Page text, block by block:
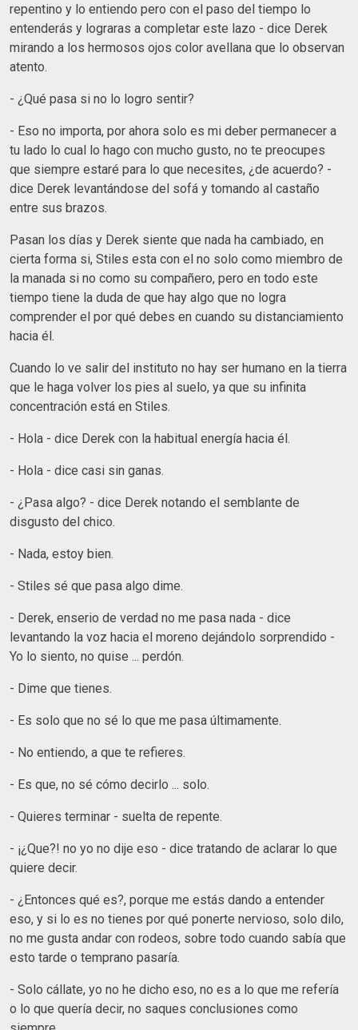
repentino y lo entiendo pero con el paso del tiempo lo
entenderás y lograras a completar este lazo - dice Derek
mirando a los hermosos ojos color avellana que lo observan
atento.
- ¿Qué pasa si no lo logro sentir?
- Eso no importa, por ahora solo es mi deber permanecer a
tu lado lo cual lo hago con mucho gusto, no te preocupes
que siempre estaré para lo que necesites, ¿de acuerdo? -
dice Derek levantándose del sofá y tomando al castaño
entre sus brazos.
Pasan los días y Derek siente que nada ha cambiado, en
cierta forma si, Stiles esta con el no solo como miembro de
la manada si no como su compañero, pero en todo este
tiempo tiene la duda de que hay algo que no logra
comprender el por qué debes en cuando su distanciamiento
hacia él.
Cuando lo ve salir del instituto no hay ser humano en la tierra
que le haga volver los pies al suelo, ya que su infinita
concentración está en Stiles.
- Hola - dice Derek con la habitual energía hacia él.
- Hola - dice casi sin ganas.
- ¿Pasa algo? - dice Derek notando el semblante de
disgusto del chico.
- Nada, estoy bien.
- Stiles sé que pasa algo dime.
- Derek, enserio de verdad no me pasa nada - dice
levantando la voz hacia el moreno dejándolo sorprendido -
Yo lo siento, no quise ... perdón.
- Dime que tienes.
- Es solo que no sé lo que me pasa últimamente.
- No entiendo, a que te refieres.
- Es que, no sé cómo decirlo ... solo.
- Quieres terminar - suelta de repente.
- ¡¿Que?! no yo no dije eso - dice tratando de aclarar lo que
quiere decir.
- ¿Entonces qué es?, porque me estás dando a entender
eso, y si lo es no tienes por qué ponerte nervioso, solo dilo,
no me gusta andar con rodeos, sobre todo cuando sabía que
esto tarde o temprano pasaría.
- Solo cállate, yo no he dicho eso, no es a lo que me refería
o lo que quería decir, no saques conclusiones como